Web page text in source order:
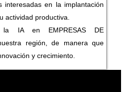
interesadas en la implantación
actividad productiva.
IA en EMPRESAS DE
región, de manera que
y crecimiento.